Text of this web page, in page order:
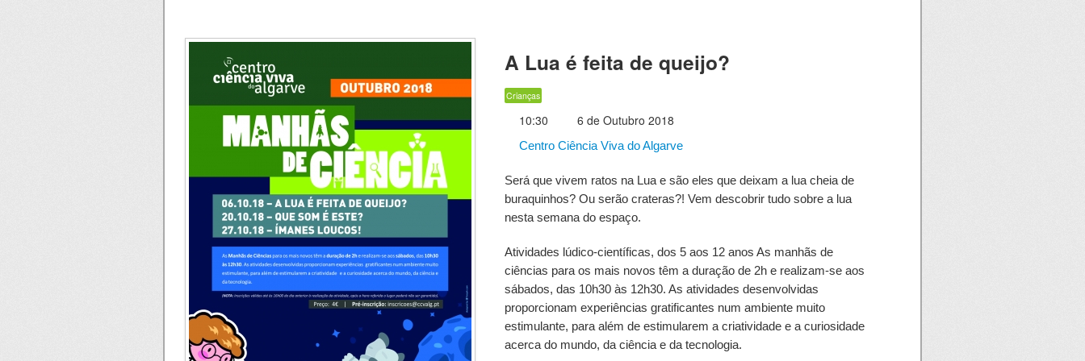
A Lua é feita de queijo?
Crianças
10:30 6 de Outubro 2018
Centro Ciência Viva do Algarve
Será que vivem ratos na Lua e são eles que deixam a lua cheia de
buraquinhos? Ou serão crateras?! Vem descobrir tudo sobre a lua
nesta semana do espaço.
Atividades lúdico-científicas, dos 5 aos 12 anos As manhãs de
ciências para os mais novos têm a duração de 2h e realizam-se aos
sábados, das 10h30 às 12h30. As atividades desenvolvidas
proporcionam experiências gratificantes num ambiente muito
estimulante, para além de estimularem a criatividade e a curiosidade
acerca do mundo, da ciência e da tecnologia.